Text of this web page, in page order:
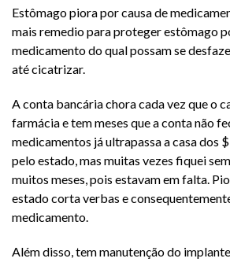
Estômago piora por causa de
mais remedio para proteger estômago
medicamento do qual possam se
até cicatrizar.
A conta bancária chora cada vez que o
farmácia e tem meses que a conta não
medicamentos já ultrapassa a casa dos
pelo estado, mas muitas vezes fiquei
muitos meses, pois estavam em falta.
estado corta verbas e
medicamento.
Além disso, tem manutenção do